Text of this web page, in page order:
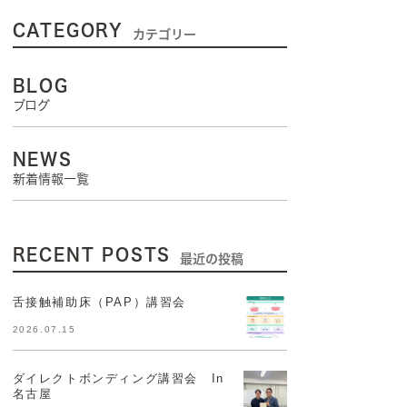
CATEGORY カテゴリー
BLOG
ブログ
NEWS
新着情報一覧
RECENT POSTS 最近の投稿
舌接触補助床（PAP）講習会
2026.07.15
ダイレクトボンディング講習会 In
名古屋